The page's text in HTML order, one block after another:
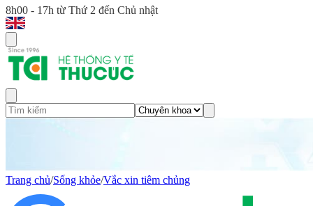
8h00 - 17h từ Thứ 2 đến Chủ nhật
Trang chủ/Sống khỏe/Vắc xin tiêm chủng